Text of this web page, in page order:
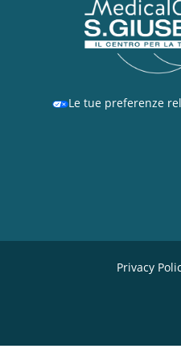
Le tue preferenze
Privacy